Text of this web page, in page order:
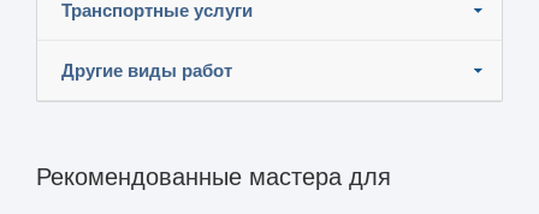
Транспортные услуги
Другие виды работ
Рекомендованные мастера для